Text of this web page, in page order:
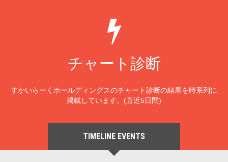
チャート診断
すかいらーくホールディングスのチャート診断の結果を時系列に
掲載しています。(直近5日間)
TIMELINE EVENTS